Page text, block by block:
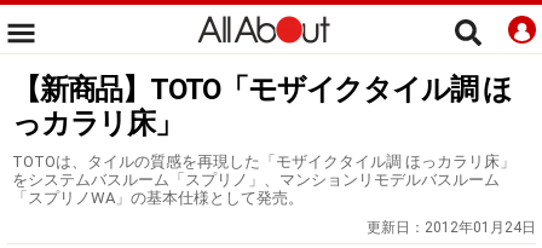
【新商品】TOTO「モザイクタイル調 ほ
っカラリ床」
TOTOは、タイルの質感を再現した「モザイクタイル調 ほっカラリ床」
をシステムバスルーム「スプリノ」、マンションリモデルバスルーム
「スプリノWA」の基本仕様として発売。
更新日： 2012年01月24日